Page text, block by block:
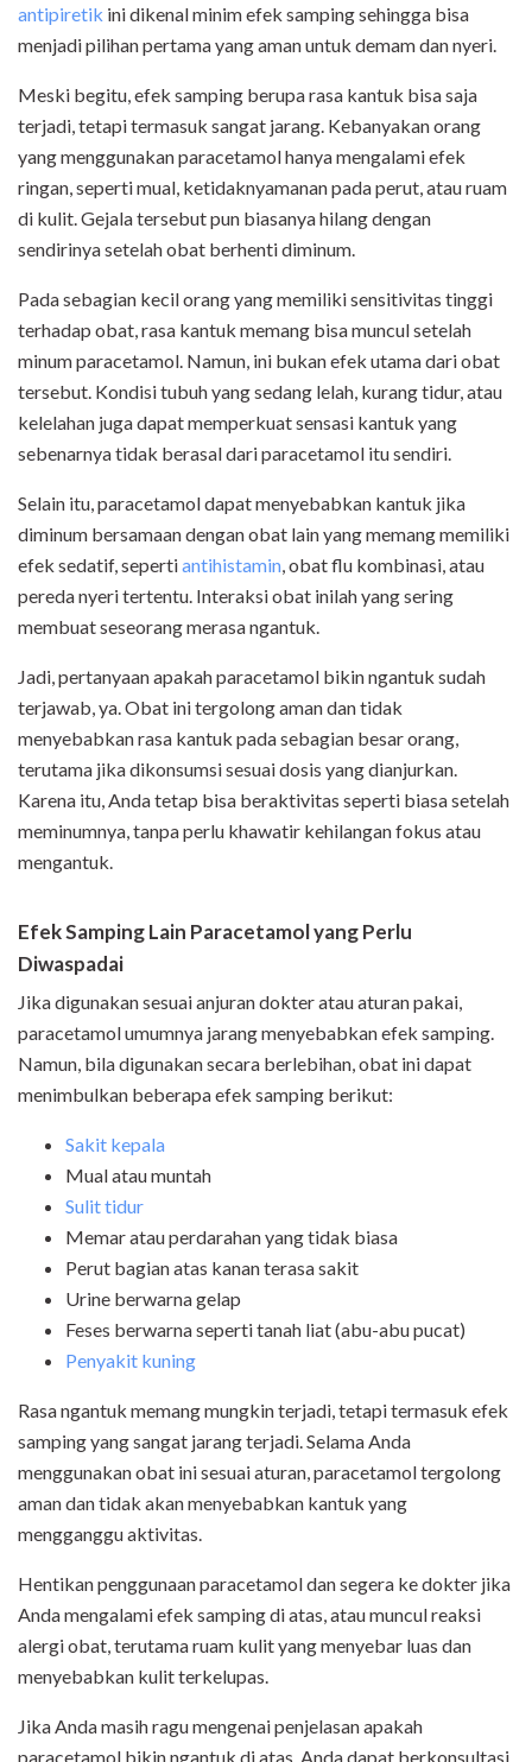
antipiretik ini dikenal minim efek samping sehingga bisa
menjadi pilihan pertama yang aman untuk demam dan nyeri.
Meski begitu, efek samping berupa rasa kantuk bisa saja
terjadi, tetapi termasuk sangat jarang. Kebanyakan orang
yang menggunakan paracetamol hanya mengalami efek
ringan, seperti mual, ketidaknyamanan pada perut, atau ruam
di kulit. Gejala tersebut pun biasanya hilang dengan
sendirinya setelah obat berhenti diminum.
Pada sebagian kecil orang yang memiliki sensitivitas tinggi
terhadap obat, rasa kantuk memang bisa muncul setelah
minum paracetamol. Namun, ini bukan efek utama dari obat
tersebut. Kondisi tubuh yang sedang lelah, kurang tidur, atau
kelelahan juga dapat memperkuat sensasi kantuk yang
sebenarnya tidak berasal dari paracetamol itu sendiri.
Selain itu, paracetamol dapat menyebabkan kantuk jika
diminum bersamaan dengan obat lain yang memang memiliki
efek sedatif, sepertiantihistamin , obat flu kombinasi, atau
pereda nyeri tertentu. Interaksi obat inilah yang sering
membuat seseorang merasa ngantuk.
Jadi, pertanyaan apakah paracetamol bikin ngantuk sudah
terjawab, ya. Obat ini tergolong aman dan tidak
menyebabkan rasa kantuk pada sebagian besar orang,
terutama jika dikonsumsi sesuai dosis yang dianjurkan.
Karena itu, Anda tetap bisa beraktivitas seperti biasa setelah
meminumnya, tanpa perlu khawatir kehilangan fokus atau
mengantuk.
Efek Samping Lain Paracetamol yang Perlu
Diwaspadai
Jika digunakan sesuai anjuran dokter atau aturan pakai,
paracetamol umumnya jarang menyebabkan efek samping.
Namun, bila digunakan secara berlebihan, obat ini dapat
menimbulkan beberapa efek samping berikut:
Sakit kepala
Mual atau muntah
Sulit tidur
Memar atau perdarahan yang tidak biasa
Perut bagian atas kanan terasa sakit
Urine berwarna gelap
Feses berwarna seperti tanah liat (abu-abu pucat)
Penyakit kuning
Rasa ngantuk memang mungkin terjadi, tetapi termasuk efek
samping yang sangat jarang terjadi. Selama Anda
menggunakan obat ini sesuai aturan, paracetamol tergolong
aman dan tidak akan menyebabkan kantuk yang
mengganggu aktivitas.
Hentikan penggunaan paracetamol dan segera ke dokter jika
Anda mengalami efek samping di atas, atau muncul reaksi
alergi obat, terutama ruam kulit yang menyebar luas dan
menyebabkan kulit terkelupas.
Jika Anda masih ragu mengenai penjelasan apakah
paracetamol bikin ngantuk di atas, Anda dapat berkonsultasi